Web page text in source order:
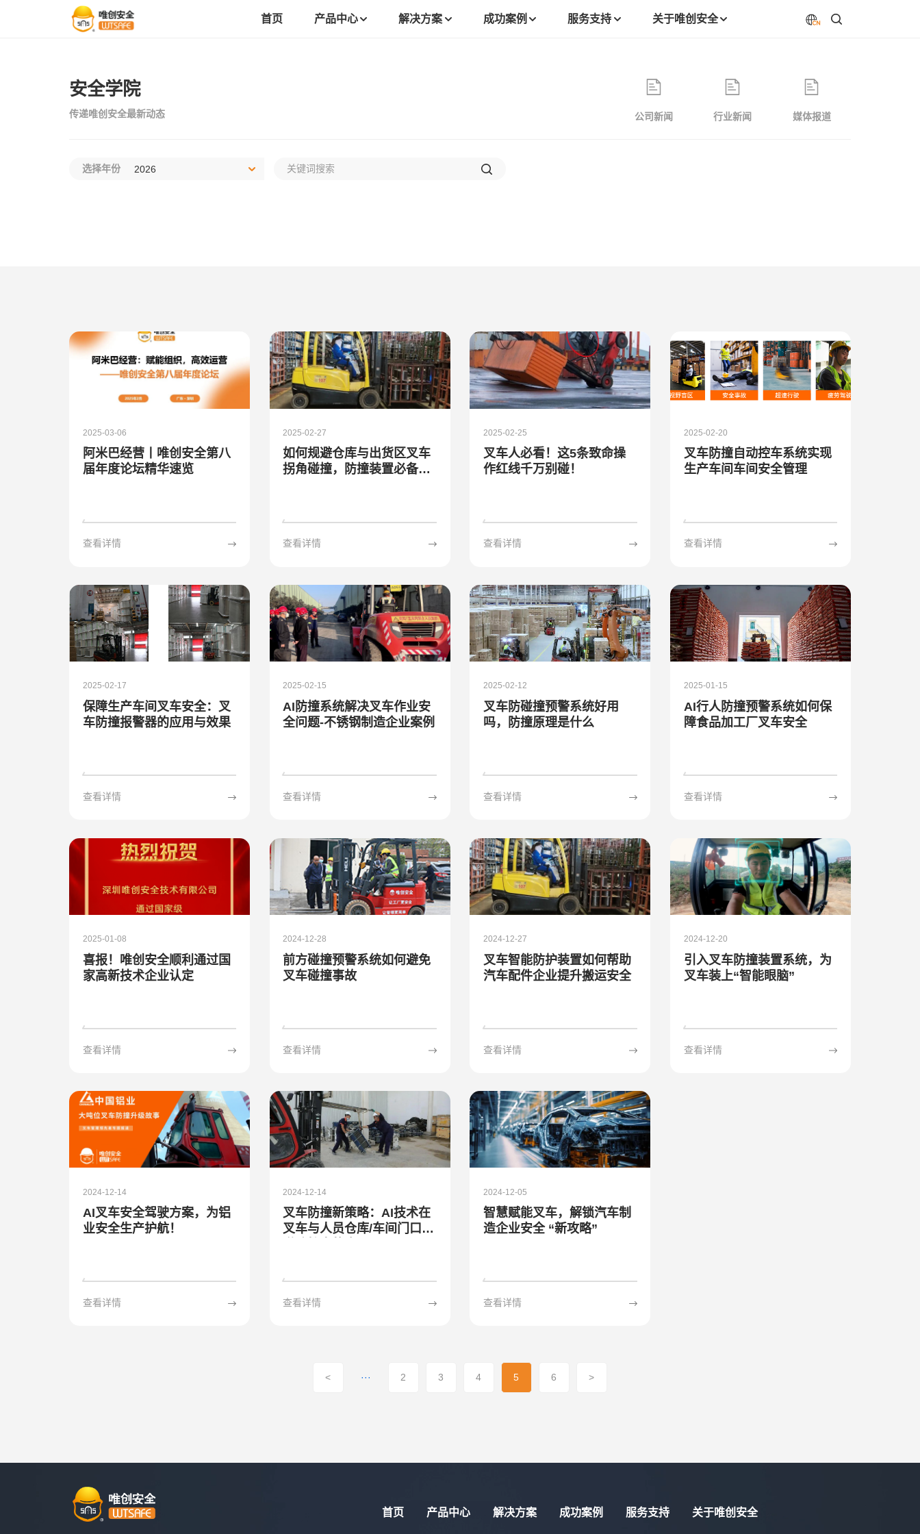
首页 产品中心 解决方案 成功案例 服务支持 关于唯创安全
安全学院
传递唯创安全最新动态 公司新闻 行业新闻 媒体报道
选择年份
2025-03-06
阿米巴经营丨唯创安全第八
届年度论坛精华速览
查看详情
2025-02-27
如何规避仓库与出货区叉车
拐角碰撞，防撞装置必备神
查看详情
2025-02-25
叉车人必看！这5条致命操
作红线千万别碰！
查看详情
2025-02-20
叉车防撞自动控车系统实现
生产车间车间安全管理
查看详情
2025-02-17
保障生产车间叉车安全：叉
车防撞报警器的应用与效果
查看详情
2025-02-15
AI防撞系统解决叉车作业安
全问题-不锈钢制造企业案例
查看详情
2025-02-12
叉车防碰撞预警系统好用
吗，防撞原理是什么
查看详情
2025-01-15
AI行人防撞预警系统如何保
障食品加工厂叉车安全
查看详情
2025-01-08
喜报！唯创安全顺利通过国
家高新技术企业认定
查看详情
2024-12-28
前方碰撞预警系统如何避免
叉车碰撞事故
查看详情
2024-12-27
叉车智能防护装置如何帮助
汽车配件企业提升搬运安全
查看详情
2024-12-20
引入叉车防撞装置系统，为
叉车装上“智能眼脑”
查看详情
2024-12-14
AI叉车安全驾驶方案，为铝
业安全生产护航！
查看详情
2024-12-14
叉车防撞新策略：AI技术在
叉车与人员仓库/车间门口通
查看详情
2024-12-05
智慧赋能叉车，解锁汽车制
造企业安全 “新攻略”
查看详情
< ··· 2 3 4 5 6 >
首页 产品中心 解决方案 成功案例 服务支持 关于唯创安全